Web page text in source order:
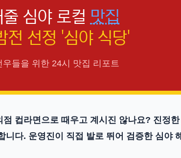
심야 로컬 맛집
전 선정 '심야 식당'
들을 위한 24시 맛집 리포트
컵라면으로 때우고 계시진 않나요? 진정한
니다. 운영진이 직접 발로 뛰어 검증한 심야